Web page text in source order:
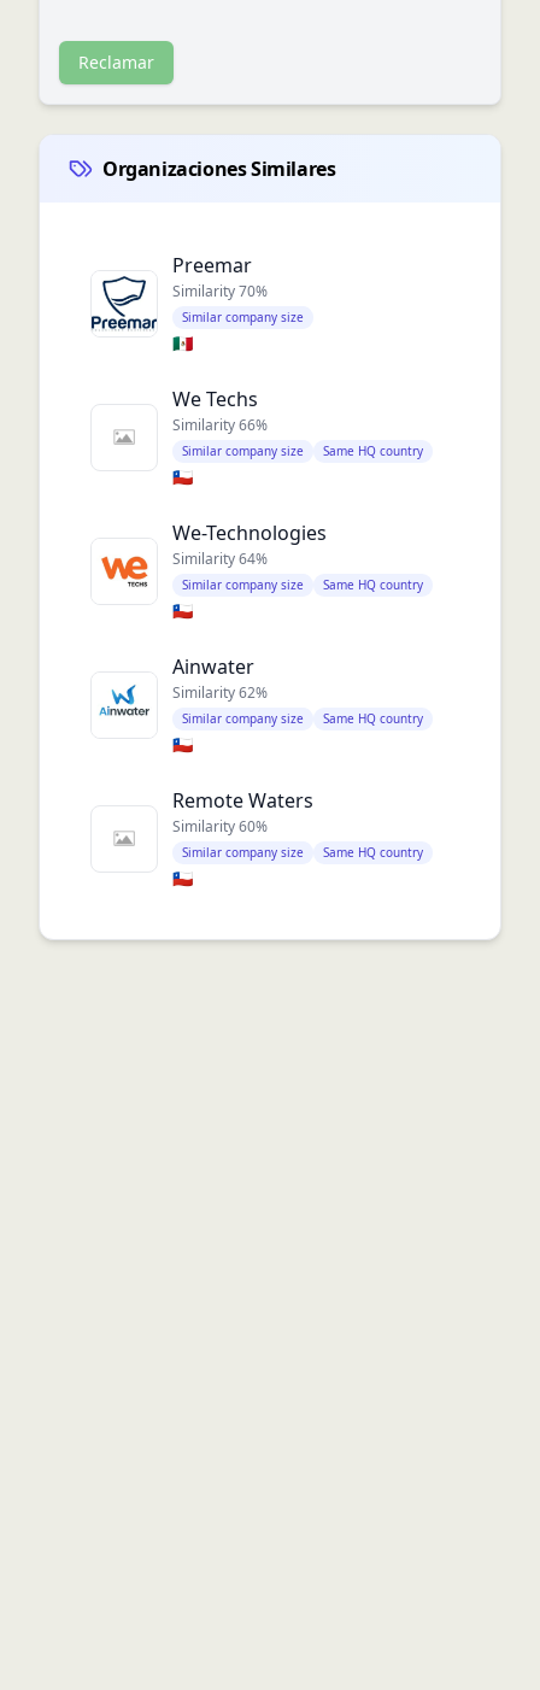
Reclamar
Organizaciones Similares
Preemar
Similarity70%
Similar company size
🇲🇽
We Techs
Similarity66%
Similar company size Same HQ country
🇨🇱
We-Technologies
Similarity64%
Similar company size Same HQ country
🇨🇱
Ainwater
Similarity62%
Similar company size Same HQ country
🇨🇱
Remote Waters
Similarity60%
Similar company size Same HQ country
🇨🇱